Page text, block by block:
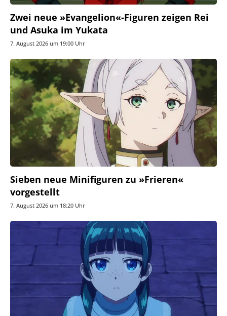
Zwei neue »Evangelion«-Figuren zeigen Rei
und Asuka im Yukata
7. August 2026 um 19:00 Uhr
Sieben neue Minifiguren zu »Frieren«
vorgestellt
7. August 2026 um 18:20 Uhr